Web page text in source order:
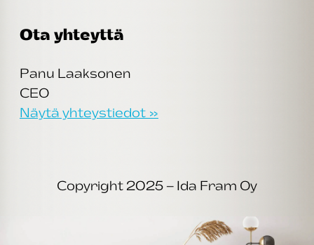
Ota yhteyttä
Panu Laaksonen
CEO
Näytä yhteystiedot »
Copyright 2025 – Ida Fram Oy